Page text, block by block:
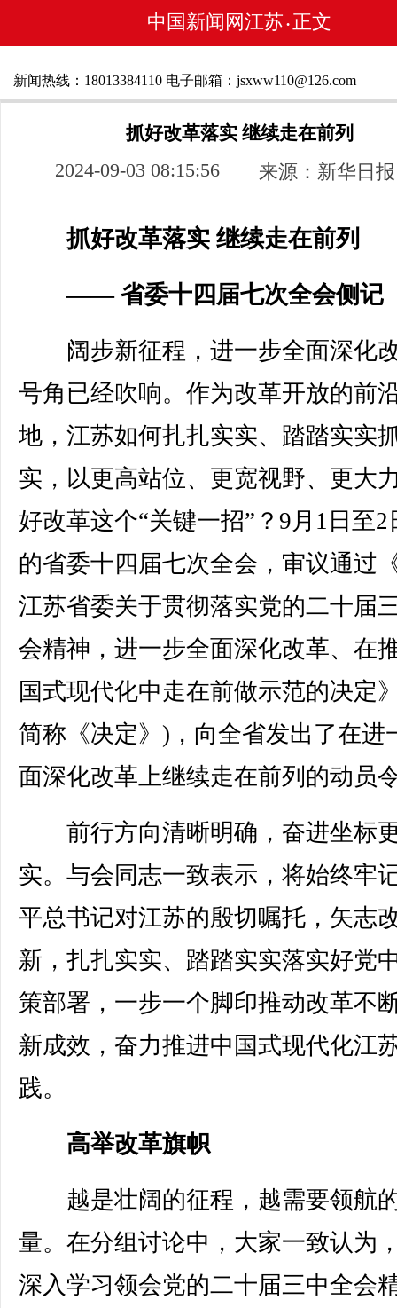
中国新闻网江苏 • 正文
新闻热线：18013384110 电子邮箱：jsxww110@126.com
抓好改革落实 继续走在前列
2024-09-03 08:15:56 来源：新华日报
抓好改革落实 继续走在前列
—— 省委十四届七次全会侧记
阔步新征程，进一步全面深化
号角已经吹响。作为改革开放的前
地，江苏如何扎扎实实、踏踏实实
实，以更高站位、更宽视野、更大
好改革这个“关键一招”？9月1日至2
的省委十四届七次全会，审议通过
江苏省委关于贯彻落实党的二十届
会精神，进一步全面深化改革、在
国式现代化中走在前做示范的决定
简称《决定》)，向全省发出了在进
面深化改革上继续走在前列的动员
前行方向清晰明确，奋进坐标
实。与会同志一致表示，将始终牢
平总书记对江苏的殷切嘱托，矢志
新，扎扎实实、踏踏实实落实好党
策部署，一步一个脚印推动改革不
新成效，奋力推进中国式现代化江
践。
高举改革旗帜
越是壮阔的征程，越需要领航
量。在分组讨论中，大家一致认为
深入学习领会党的二十届三中全会